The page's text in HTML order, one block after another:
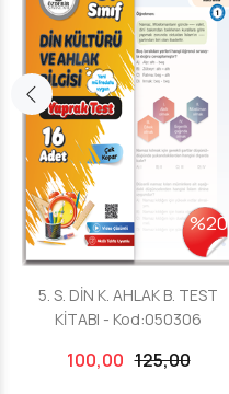
%20
5. S. DİN K. AHLAK B. TEST
KİTABI - Kod:050306
100,00 125,00